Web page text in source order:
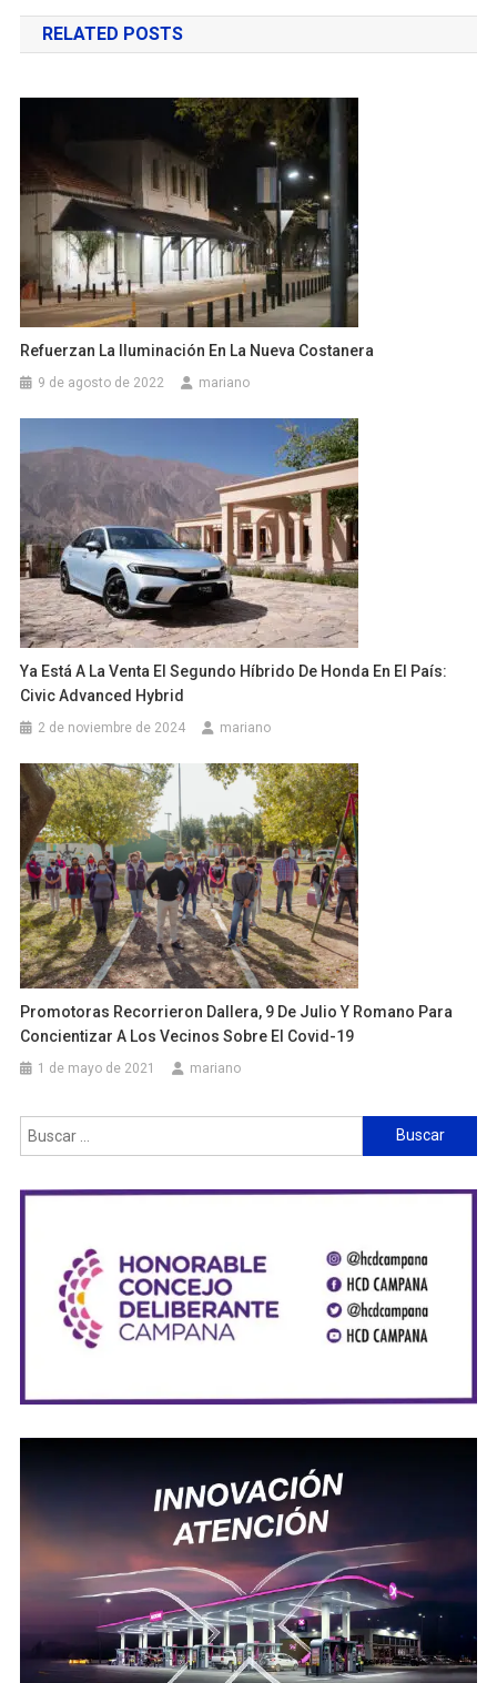
entradas
RELATED POSTS
Refuerzan La Iluminación En La Nueva Costanera
9 de agosto de 2022 mariano
Ya Está A La Venta El Segundo Híbrido De Honda En El País:
Civic Advanced Hybrid
2 de noviembre de 2024 mariano
Promotoras Recorrieron Dallera, 9 De Julio Y Romano Para
Concientizar A Los Vecinos Sobre El Covid-19
1 de mayo de 2021 mariano
Buscar: